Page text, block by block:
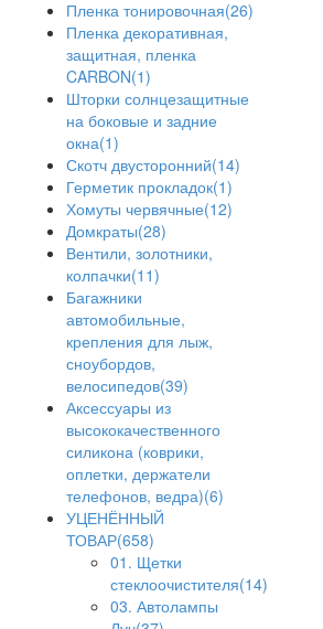
Пленка тонировочная(26)
Пленка декоративная,
защитная, пленка
CARBON(1)
Шторки солнцезащитные
на боковые и задние
окна(1)
Скотч двусторонний(14)
Герметик прокладок(1)
Хомуты червячные(12)
Домкраты(28)
Вентили, золотники,
колпачки(11)
Багажники
автомобильные,
крепления для лыж,
сноубордов,
велосипедов(39)
Аксессуары из
высококачественного
силикона (коврики,
оплетки, держатели
телефонов, ведра)(6)
УЦЕНЁННЫЙ
ТОВАР(658)
01. Щетки
стеклоочистителя(14)
03. Автолампы